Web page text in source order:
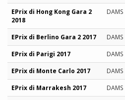
EPrix di Hong Kong Gara 2
2018
DAMS
EPrix di Berlino Gara 2 2017 DAMS
EPrix di Parigi 2017
DAMS
EPrix di Monte Carlo 2017
DAMS
EPrix di Marrakesh 2017
DAMS